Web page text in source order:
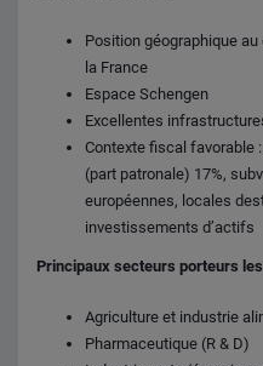
Position géographique au
la France
Espace Schengen
Excellentes
Contexte fiscal favorable
(part patronale) 17%,
européennes, locales
investissements d’actifs
Principaux secteurs porteurs
Agriculture et industrie
Pharmaceutique (R & D)